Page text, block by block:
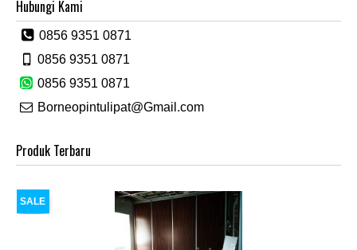
Hubungi Kami
0856 9351 0871
0856 9351 0871
0856 9351 0871
Borneopintulipat@Gmail.com
Produk Terbaru